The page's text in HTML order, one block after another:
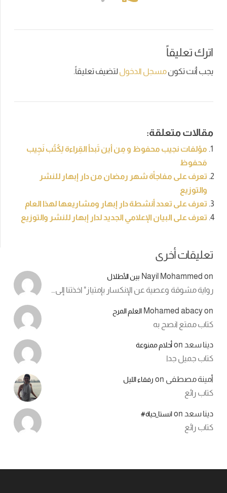
اترك تعليقاً
يجب أنت تكونمسجل الدخوللتضيف تعليقاً.
مقالات متعلقة:
مؤلفات نجيب محفوظ و مِن أين تَبدأ القِراءة لِكُتُب نَجِيب
مَحفوظ
تعرف على مفاجأة شهر رمضان من دار إبهار للنشر
والتوزيع
تعرف على تعدد أنشطة دار إبهار ومشاريعها لهذا العام
تعرف على البيان الإعلامي الجديد لدار إبهار للنشر والتوزيع
تعليقات أخرى
Nayil Mohammed on بين الأطلال
رواية مشوقة وعصية عن الإنكسار بإمتياز" اخذتنا إلى…
Mohamed abacyon العلم المرح
كتاب ممتع انصح به
دينا سعد onأحلام ممنوعة
كتاب جميل جدا
أمينة مصطفى on رفقاء الليل
كتاب رائع
دينا سعد onانستا_حياة#
كتاب رائع